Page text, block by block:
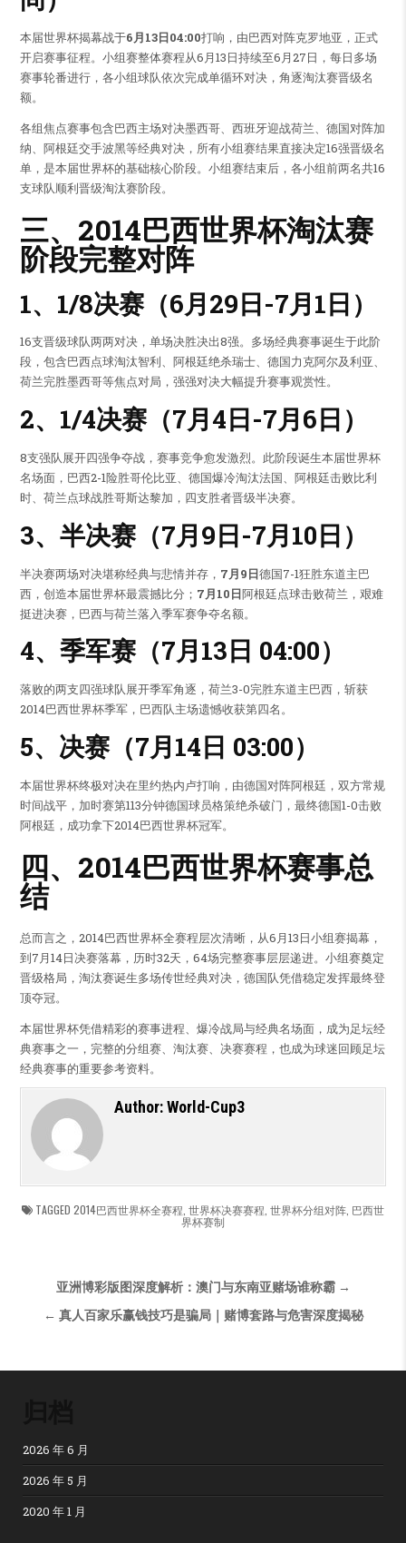
本届世界杯揭幕战于6月13日04:00打响，由巴西对阵克罗地亚，正式
开启赛事征程。小组赛整体赛程从6月13日持续至6月27日，每日多场
赛事轮番进行，各小组球队依次完成单循环对决，角逐淘汰赛晋级名
额。
各组焦点赛事包含巴西主场对决墨西哥、西班牙迎战荷兰、德国对阵加
纳、阿根廷交手波黑等经典对决，所有小组赛结果直接决定16强晋级名
单，是本届世界杯的基础核心阶段。小组赛结束后，各小组前两名共16
支球队顺利晋级淘汰赛阶段。
三、2014巴西世界杯淘汰赛
阶段完整对阵
1、1/8决赛（6月29日-7月1日）
16支晋级球队两两对决，单场决胜决出8强。多场经典赛事诞生于此阶
段，包含巴西点球淘汰智利、阿根廷绝杀瑞士、德国力克阿尔及利亚、
荷兰完胜墨西哥等焦点对局，强强对决大幅提升赛事观赏性。
2、1/4决赛（7月4日-7月6日）
8支强队展开四强争夺战，赛事竞争愈发激烈。此阶段诞生本届世界杯
名场面，巴西2-1险胜哥伦比亚、德国爆冷淘汰法国、阿根廷击败比利
时、荷兰点球战胜哥斯达黎加，四支胜者晋级半决赛。
3、半决赛（7月9日-7月10日）
半决赛两场对决堪称经典与悲情并存， 7月9日德国7-1狂胜东道主巴
西，创造本届世界杯最震撼比分； 7月10日阿根廷点球击败荷兰，艰难
挺进决赛，巴西与荷兰落入季军赛争夺名额。
4、季军赛（7月13日 04:00）
落败的两支四强球队展开季军角逐，荷兰3-0完胜东道主巴西，斩获
2014巴西世界杯季军，巴西队主场遗憾收获第四名。
5、决赛（7月14日 03:00）
本届世界杯终极对决在里约热内卢打响，由德国对阵阿根廷，双方常规
时间战平，加时赛第113分钟德国球员格策绝杀破门，最终德国1-0击败
阿根廷，成功拿下2014巴西世界杯冠军。
四、2014巴西世界杯赛事总
结
总而言之，2014巴西世界杯全赛程层次清晰，从6月13日小组赛揭幕，
到7月14日决赛落幕，历时32天，64场完整赛事层层递进。小组赛奠定
晋级格局，淘汰赛诞生多场传世经典对决，德国队凭借稳定发挥最终登
顶夺冠。
本届世界杯凭借精彩的赛事进程、爆冷战局与经典名场面，成为足坛经
典赛事之一，完整的分组赛、淘汰赛、决赛赛程，也成为球迷回顾足坛
经典赛事的重要参考资料。
Author:World-Cup3
TAGGED 2014巴西世界杯全赛程 世界杯决赛赛程 世界杯分组对阵 巴西世
界杯赛制
文章导航
亚洲博彩版图深度解析：澳门与东南亚赌场谁称霸 →
← 真人百家乐赢钱技巧是骗局｜赌博套路与危害深度揭秘
2026 年 6 月
2026 年 5 月
2020 年 1 月